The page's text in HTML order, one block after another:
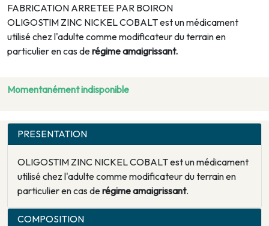
FABRICATION ARRETEE PAR BOIRON
OLIGOSTIM ZINC NICKEL COBALT est un médicament
utilisé chez l'adulte comme modificateur du terrain en
particulier en cas derégime amaigrissant.
Momentanément indisponible
PRESENTATION
OLIGOSTIM ZINC NICKEL COBALT est un médicament
utilisé chez l'adulte comme modificateur du terrain en
particulier en cas derégime amaigrissant.
COMPOSITION